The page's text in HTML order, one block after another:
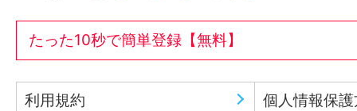
たった10秒で簡単登録【無料】
利用規約 個人情報保